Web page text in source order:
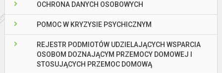
OCHRONA DANYCH OSOBOWYCH
POMOC W KRYZYSIE PSYCHICZNYM
REJESTR PODMIOTÓW UDZIELAJĄCYCH WSPARCIA
OSOBOM DOZNAJĄCYM PRZEMOCY DOMOWEJ I
STOSUJĄCYCH PRZEMOC DOMOWĄ